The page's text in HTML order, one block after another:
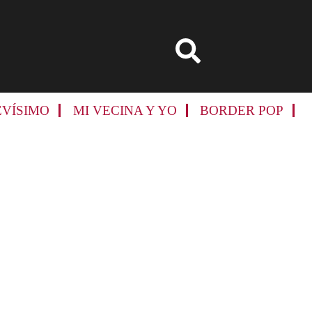
MI VECINA Y YO BORDER POP